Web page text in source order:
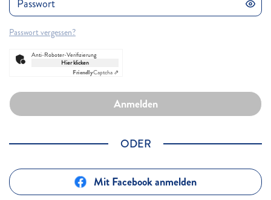
Passwort vergessen?
Anti-Roboter-Verifizierung
Hier klicken
FriendlyCaptcha ⇗
Anmelden
ODER
Mit Facebook anmelden